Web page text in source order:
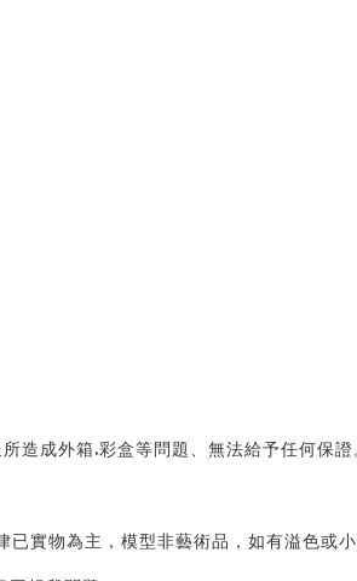
造成外箱.彩盒等問題、無法給予任何保證
實物為主，模型非藝術品，如有溢色或